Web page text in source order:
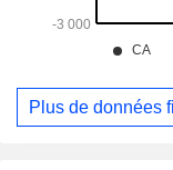
Plus de données